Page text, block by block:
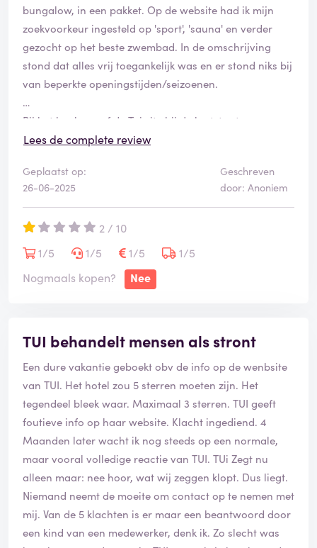
bungalow, in een pakket. Op de website had ik mijn
zoekvoorkeur ingesteld op 'sport', 'sauna' en verder
gezocht op het beste zwembad. In de omschrijving
stond dat alles vrij toegankelijk was en er stond niks bij
van beperkte openingstijden/seizoenen.
Bij het boeken gaf de Tui site bij de laatste stap een
error waardoor mijn eerste keuze de tweede keer niet
optie waarbij ik om 10 uur al terug zou vliegen, terwijl
de autoverhuur pas vanaf 9 open zou zijn. Bij bellen
naar Tui zeiden ze dat ze daar niet over gingen en ik bij
de verhuur moest zijn. Vreemd als je een pakket
aanbiedt, maar prima, zelf gebeld en de verhuur heeft
het voor me geregeld.
was geen boeking doorgegeven en mijn reservering
stond niet in hun systeem. Sta je daar in het
buitenland, s avonds, alleen, zonder plek om te slapen.
Ze gaven aan dat ze dit probleem heel vaak hadden
met Tui en dat ze gelukkig nog een plekje beschikbaar
hadden voor mij en de rest zelf wel met Tui zouden
uitzoeken. Afijn, ik had een plek om te slapen, erg
prettig. Dankzij de medewerkers van de accomodatie.
Volgende hobbel: De sport was dicht en betaald. De
sauna was dicht en betaald. Het zwembad was dicht
en smerig. Het resort gaf aan dat het zwembad
Lees de complete review
Geplaatst op:
26-06-2025
Geschreven
door: Anoniem
2 / 10
1/5
1/5 1/5
1/5
Nogmaals kopen?
Nee
TUI behandelt mensen als stront
Een dure vakantie geboekt obv de info op de wenbsite
van TUI. Het hotel zou 5 sterren moeten zijn. Het
tegendeel bleek waar. Maximaal 3 sterren. TUI geeft
foutieve info op haar website. Klacht ingediend. 4
Maanden later wacht ik nog steeds op een normale,
maar vooral volledige reactie van TUI. TUi Zegt nu
alleen maar: nee hoor, wat wij zeggen klopt. Dus liegt.
Niemand neemt de moeite om contact op te nemen met
mij. Van de 5 klachten is er maar een beantwoord door
een kind van een medewerker, denk ik. Zo slecht was